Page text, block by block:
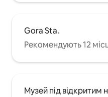
Gora Sta.
Рекомендують 12
Музей під відкритим